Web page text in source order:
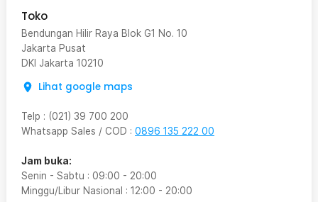
Toko
Bendungan Hilir Raya Blok G1 No. 10
Jakarta Pusat
DKI Jakarta 10210
Lihat google maps
Telp : (021) 39 700 200
Whatsapp Sales / COD : 0896 135 222 00
Jam buka:
Senin - Sabtu : 09:00 - 20:00
Minggu/Libur Nasional : 12:00 - 20:00